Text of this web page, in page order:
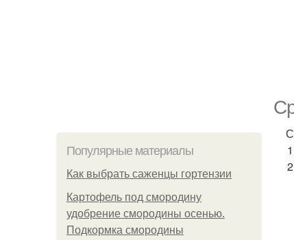
Популярные материалы
Как выбрать саженцы гортензии
Картофель под смородину
удобрение смородины осенью.
Подкормка смородины